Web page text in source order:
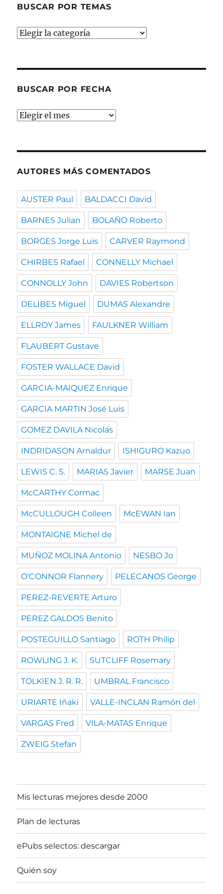
BUSCAR POR TEMAS
Buscar
BUSCAR POR FECHA
Buscar
AUTORES MÁS COMENTADOS
AUSTER Paul BALDACCI David
BARNES Julian BOLAÑO Roberto
BORGES Jorge Luis CARVER Raymond
CHIRBES Rafael CONNELLY Michael
CONNOLLY John DAVIES Robertson
DELIBES Miguel DUMAS Alexandre
ELLROY James FAULKNER William
FLAUBERT Gustave
FOSTER WALLACE David
GARCIA-MAIQUEZ Enrique
GARCIA MARTIN José Luis
GOMEZ DAVILA Nicolás
INDRIDASON Arnaldur ISHIGURO Kazuo
LEWIS C. S. MARIAS Javier MARSE Juan
McCARTHY Cormac
McCULLOUGH Colleen McEWAN Ian
MONTAIGNE Michel de
MUÑOZ MOLINA Antonio NESBO Jo
O'CONNOR Flannery PELECANOS George
PEREZ-REVERTE Arturo
PEREZ GALDOS Benito
POSTEGUILLO Santiago ROTH Philip
ROWLING J. K. SUTCLIFF Rosemary
TOLKIEN J. R. R. UMBRAL Francisco
URIARTE Iñaki VALLE-INCLAN Ramón del
VARGAS Fred VILA-MATAS Enrique
ZWEIG Stefan
Mis lecturas mejores desde 2000
Plan de lecturas
ePubs selectos: descargar
Quién soy